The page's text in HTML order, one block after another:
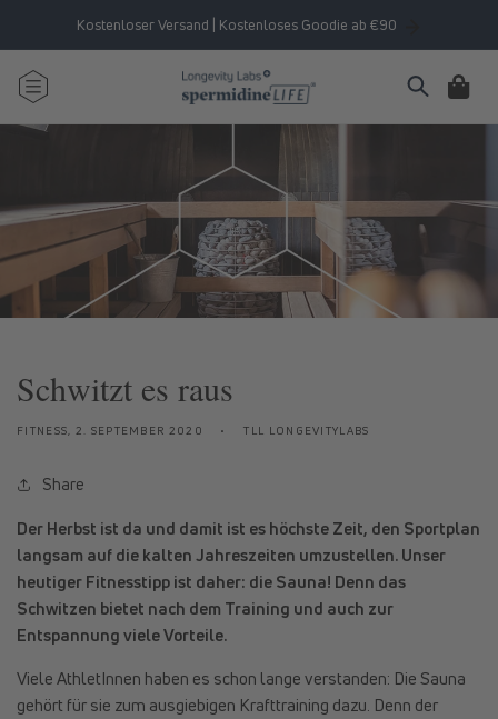
Inhalt
Kostenloser Versand | Kostenloses Goodie ab €90
Warenkorb
Schwitzt es raus
FITNESS, 2. SEPTEMBER 2020 TLL LONGEVITYLABS
Share
Der Herbst ist da und damit ist es höchste Zeit, den Sportplan
langsam auf die kalten Jahreszeiten umzustellen. Unser
heutiger Fitnesstipp ist daher: die Sauna! Denn das
Schwitzen bietet nach dem Training und auch zur
Entspannung viele Vorteile.
Viele AthletInnen haben es schon lange verstanden: Die Sauna
gehört für sie zum ausgiebigen Krafttraining dazu. Denn der